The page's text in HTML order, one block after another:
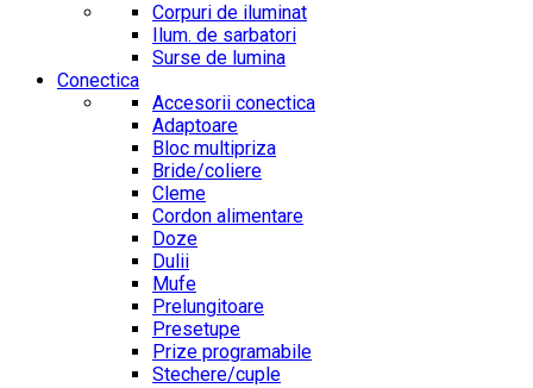
Corpuri de iluminat
Ilum. de sarbatori
Surse de lumina
Conectica
Accesorii conectica
Adaptoare
Bloc multipriza
Bride/coliere
Cleme
Cordon alimentare
Doze
Dulii
Mufe
Prelungitoare
Presetupe
Prize programabile
Stechere/cuple